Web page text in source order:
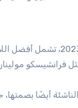
اعتبارًا من عام
أيضًا